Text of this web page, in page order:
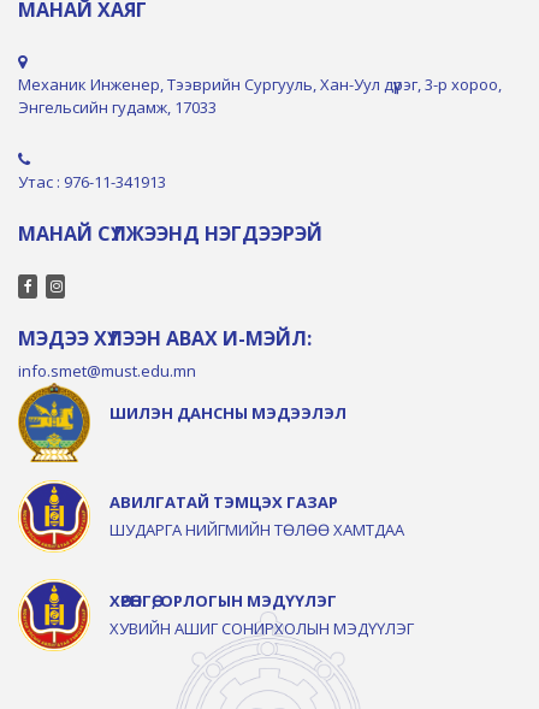
МАНАЙ ХАЯГ
Механик Инженер, Тээврийн Сургууль, Хан-Уул дүүрэг, 3-р хороо,
Энгельсийн гудамж, 17033
Утас : 976-11-341913
МАНАЙ СҮЛЖЭЭНД НЭГДЭЭРЭЙ
МЭДЭЭ ХҮЛЭЭН АВАХ И-МЭЙЛ:
info.smet@must.edu.mn
ШИЛЭН ДАНСНЫ МЭДЭЭЛЭЛ
АВИЛГАТАЙ ТЭМЦЭХ ГАЗАР
ШУДАРГА НИЙГМИЙН ТӨЛӨӨ ХАМТДАА
ХӨРӨНГӨ, ОРЛОГЫН МЭДҮҮЛЭГ
ХУВИЙН АШИГ СОНИРХОЛЫН МЭДҮҮЛЭГ